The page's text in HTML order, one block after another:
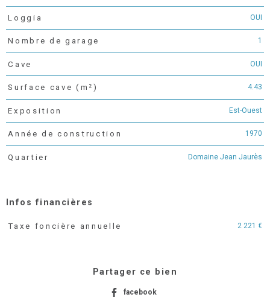
Loggia OUI
Nombre de garage 1
Cave OUI
Surface cave (m²) 4.43
Exposition Est-Ouest
Année de construction 1970
Quartier Domaine Jean Jaurès
Infos financières
Caractéristiques Valeurs
Taxe foncière annuelle 2 221 €
Partager ce bien
facebook